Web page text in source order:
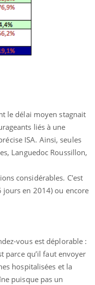
le délai moyen stagnait
liés à une
ISA. Ainsi, seules
Languedoc Roussillon,
considérables. C'est
jours en 2014) ou encore
vous est déplorable :
parce qu’il faut envoyer
hospitalisées et la
puisque pas un